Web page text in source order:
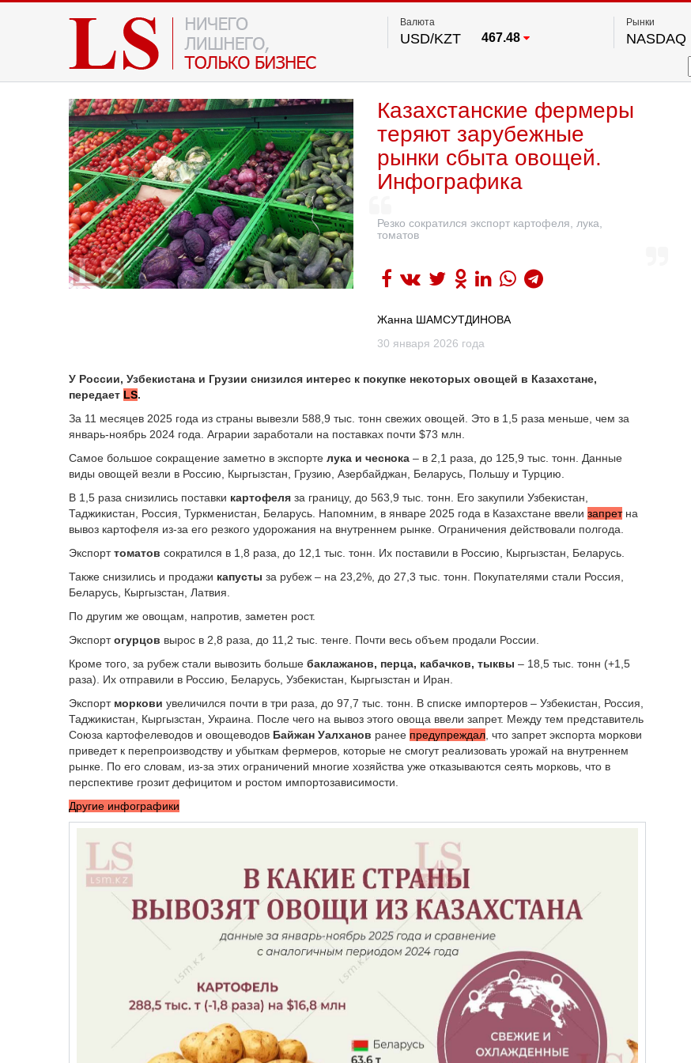
Валюта
USD/KZT 467.48
Рынки
NASDAQ
FTSE 100
S&P 500
Казахстанские фермеры
теряют зарубежные
рынки сбыта овощей.
Инфографика
Резко сократился экспорт картофеля, лука,
томатов
Жанна ШАМСУТДИНОВА
30 января 2026 года
У России, Узбекистана и Грузии снизился интерес к покупке некоторых овощей в Казахстане,
передает LS.
За 11 месяцев 2025 года из страны вывезли 588,9 тыс. тонн свежих овощей. Это в 1,5 раза меньше, чем за
январь-ноябрь 2024 года. Аграрии заработали на поставках почти $73 млн.
Самое большое сокращение заметно в экспорте лука и чеснока – в 2,1 раза, до 125,9 тыс. тонн. Данные
виды овощей везли в Россию, Кыргызстан, Грузию, Азербайджан, Беларусь, Польшу и Турцию.
В 1,5 раза снизились поставки картофеля за границу, до 563,9 тыс. тонн. Его закупили Узбекистан,
Таджикистан, Россия, Туркменистан, Беларусь. Напомним, в январе 2025 года в Казахстане ввели запретна
вывоз картофеля из-за его резкого удорожания на внутреннем рынке. Ограничения действовали полгода.
Экспорттоматов сократился в 1,8 раза, до 12,1 тыс. тонн. Их поставили в Россию, Кыргызстан, Беларусь.
Также снизились и продажи капусты за рубеж – на 23,2%, до 27,3 тыс. тонн. Покупателями стали Россия,
Беларусь, Кыргызстан, Латвия.
По другим же овощам, напротив, заметен рост.
Экспортогурцов вырос в 2,8 раза, до 11,2 тыс. тенге. Почти весь объем продали России.
Кроме того, за рубеж стали вывозить больше баклажанов, перца, кабачков, тыквы – 18,5 тыс. тонн (+1,5
раза). Их отправили в Россию, Беларусь, Узбекистан, Кыргызстан и Иран.
Экспорт моркови увеличился почти в три раза, до 97,7 тыс. тонн. В списке импортеров – Узбекистан, Россия,
Таджикистан, Кыргызстан, Украина. После чего на вывоз этого овоща ввели запрет. Между тем представитель
Союза картофелеводов и овощеводов Байжан Уалханов ранее предупреждал , что запрет экспорта моркови
приведет к перепроизводству и убыткам фермеров, которые не смогут реализовать урожай на внутреннем
рынке. По его словам, из-за этих ограничений многие хозяйства уже отказываются сеять морковь, что в
перспективе грозит дефицитом и ростом импортозависимости.
Другие инфографики